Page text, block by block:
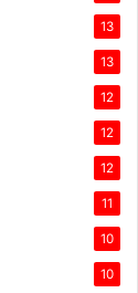
13
13
12
12
12
11
10
10